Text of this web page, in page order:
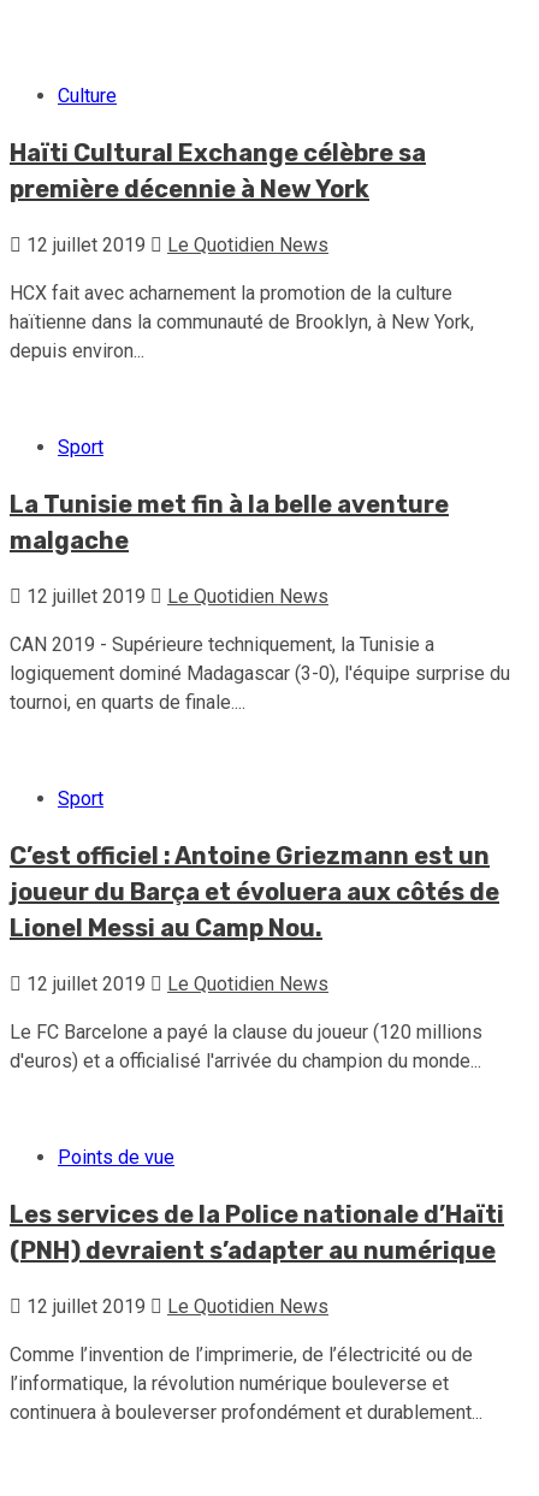
Culture
Haïti Cultural Exchange célèbre sa
première décennie à New York
12 juillet 2019 Le Quotidien News
HCX fait avec acharnement la promotion de la culture
haïtienne dans la communauté de Brooklyn, à New York,
depuis environ...
Sport
La Tunisie met fin à la belle aventure
malgache
12 juillet 2019 Le Quotidien News
CAN 2019 - Supérieure techniquement, la Tunisie a
logiquement dominé Madagascar (3-0), l'équipe surprise du
tournoi, en quarts de finale....
Sport
C’est officiel : Antoine Griezmann est un
joueur du Barça et évoluera aux côtés de
Lionel Messi au Camp Nou.
12 juillet 2019 Le Quotidien News
Le FC Barcelone a payé la clause du joueur (120 millions
d'euros) et a officialisé l'arrivée du champion du monde...
Points de vue
Les services de la Police nationale d’Haïti
(PNH) devraient s’adapter au numérique
12 juillet 2019 Le Quotidien News
Comme l’invention de l’imprimerie, de l’électricité ou de
l’informatique, la révolution numérique bouleverse et
continuera à bouleverser profondément et durablement...